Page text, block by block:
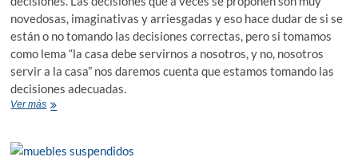
novedosas, imaginativas y arriesgadas y eso hace dudar de si se
están o no tomando las decisiones correctas, pero si tomamos
como lema “la casa debe servirnos a nosotros, y no, nosotros
servir a la casa” nos daremos cuenta que estamos tomando las
decisiones adecuadas.
Ver másIdeas
un